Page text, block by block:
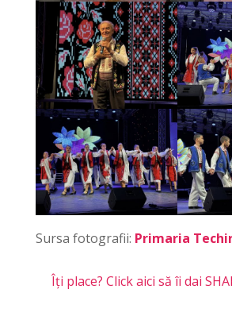
Sursa fotografii: Primaria
Îți place? Click aici să îi dai